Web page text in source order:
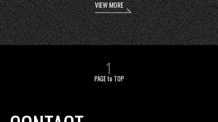
VIEW MORE
PAGE to TOP